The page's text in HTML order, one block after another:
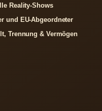
Reality-Shows
und EU-Abgeordneter
Trennung & Vermögen